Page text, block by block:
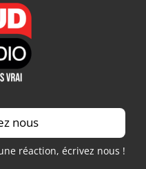
nous
réaction, écrivez nous !